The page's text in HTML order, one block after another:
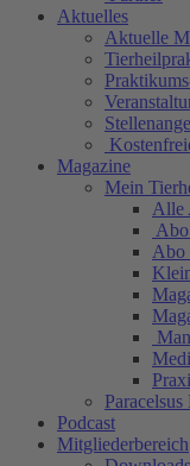
Aktuelles
Aktuelle
Magazine
Mein
Alle
Abo
Abo
Podcast
Mitgliederbereich